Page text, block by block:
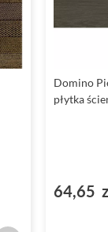
Domino
płytka
64,65